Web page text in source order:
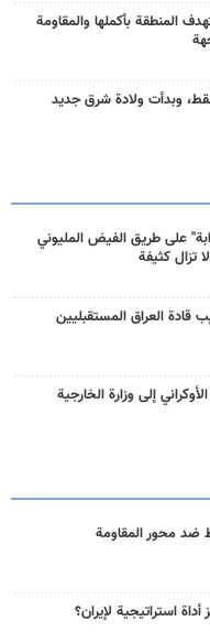
المنطقة بأكملها والمقاومة
وبدأت ولادة شرق جديد
على طريق الفيض المليوني
تزال كثيفة
قادة العراق المستقبليين
إلى وزارة الخارجية
ضد محور المقاومة
استراتيجية لإيران؟